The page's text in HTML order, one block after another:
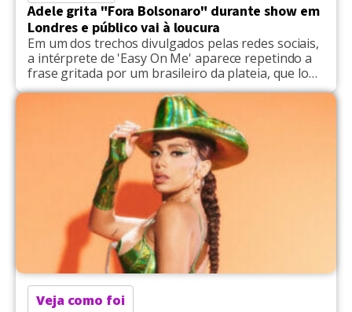
Adele grita "Fora Bolsonaro" durante show em
Londres e público vai à loucura
Em um dos trechos divulgados pelas redes sociais,
a intérprete de 'Easy On Me' aparece repetindo a
frase gritada por um brasileiro da plateia, que logo
é transmitida pelo telão do show.
Veja como foi